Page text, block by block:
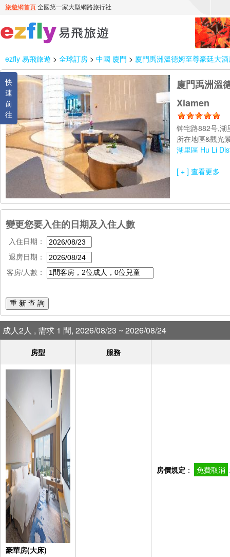
ezfly 易飛旅遊 > 全球訂房 > 中國 廈門 > 廈門禹洲溫德姆至尊豪廷大
快
速
前
往
廈門禹洲溫
Xiamen
钟宅路882号,
所在地區&觀光
湖里區 Hu Li
[ + ] 查看更多
變更您要入住的日期及入住人數
入住日期：
退房日期：
客房/人數：
重 新 查 詢
成人2人 , 需求 1 間, 2026/08/23 ~ 2026/08/24
房型 服務
豪華房(大床)
房價規定 ： 免費取消